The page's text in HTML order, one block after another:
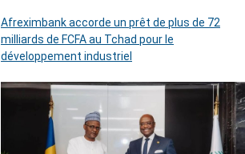
Afreximbank accorde un prêt de plus de 72
milliards de FCFA au Tchad pour le
développement industriel